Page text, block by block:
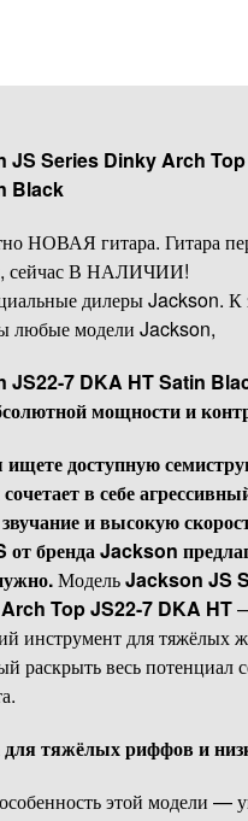
JS Series Dinky Arch
Black
НОВАЯ гитара. Гитара
сейчас В НАЛИЧИИ!
дилеры Jackson. К
любые модели Jackson,
JS22-7 DKA HT Satin
мощности и
доступную
в себе
и высокую
от бренда Jackson
МодельJackson JS
Top JS22-7 DKA HT
инструмент для тяжёлых
раскрыть весь потенциал
для тяжёлых риффов и
этой модели —